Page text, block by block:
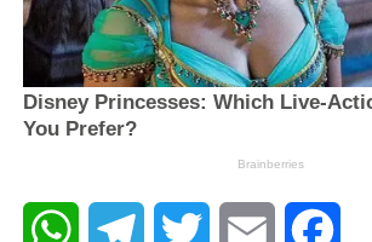
WhatsAppTelegram Twitter Email